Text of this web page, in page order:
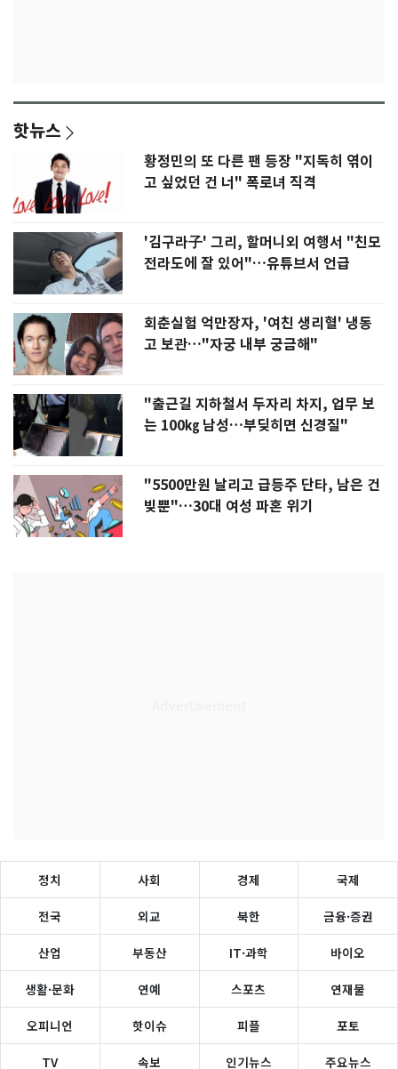
핫뉴스
황정민의 또 다른 팬 등장 "지독히 엮이
고 싶었던 건 너" 폭로녀 직격
'김구라子' 그리, 할머니외 여행서 "친모
전라도에 잘 있어"…유튜브서 언급
회춘실험 억만장자, '여친 생리혈' 냉동
고 보관…"자궁 내부 궁금해"
"출근길 지하철서 두자리 차지, 업무 보
는 100㎏ 남성…부딪히면 신경질"
"5500만원 날리고 급등주 단타, 남은 건
빚뿐"…30대 여성 파혼 위기
정치 사회 경제 국제
전국 외교 북한 금융·증권
산업 부동산 IT·과학 바이오
생활·문화 연예 스포츠 연재물
오피니언 핫이슈 피플 포토
TV 속보 인기뉴스 주요뉴스